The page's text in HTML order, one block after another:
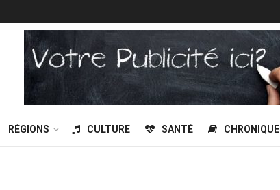
RÉGIONS CULTURE SANTÉ CHRONIQUE